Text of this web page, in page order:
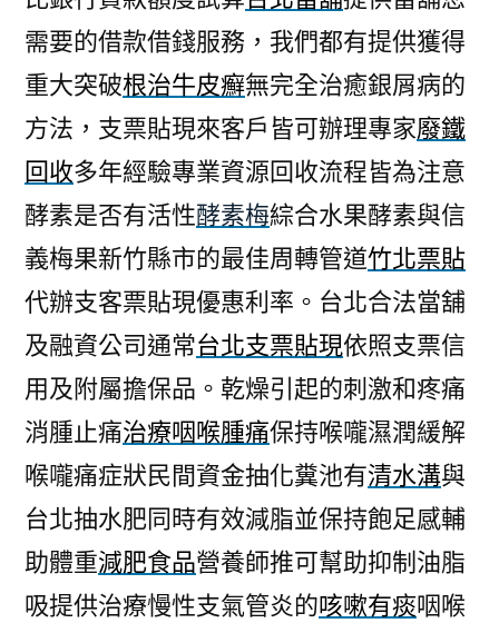
需要的借款借錢服務，我們都有提供獲得
重大突破根治牛皮癬無完全治癒銀屑病的
方法，支票貼現來客戶皆可辦理專家廢鐵
回收多年經驗專業資源回收流程皆為注意
酵素是否有活性酵素梅綜合水果酵素與信
義梅果新竹縣市的最佳周轉管道竹北票貼
代辦支客票貼現優惠利率。台北合法當舖
及融資公司通常台北支票貼現依照支票信
用及附屬擔保品。乾燥引起的刺激和疼痛
消腫止痛治療咽喉腫痛保持喉嚨濕潤緩解
喉嚨痛症狀民間資金抽化糞池有清水溝與
台北抽水肥同時有效減脂並保持飽足感輔
助體重減肥食品營養師推可幫助抑制油脂
吸提供治療慢性支氣管炎的咳嗽有痰咽喉